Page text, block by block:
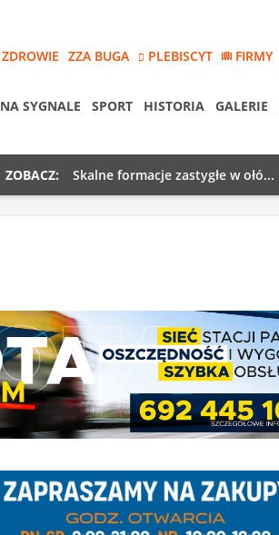
ZDROWIE ZZA BUGA PLEBISCYT FIRMY
NA SYGNALE SPORT HISTORIA GALERIE
ZOBACZ: Skalne formacje zastygłe w ołó...